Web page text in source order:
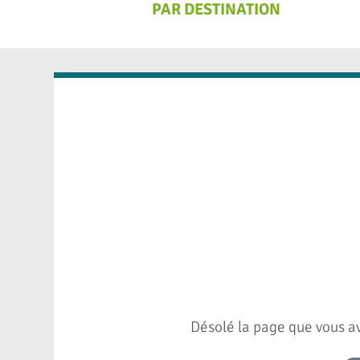
PAR DESTINATION
Désolé la page que vous